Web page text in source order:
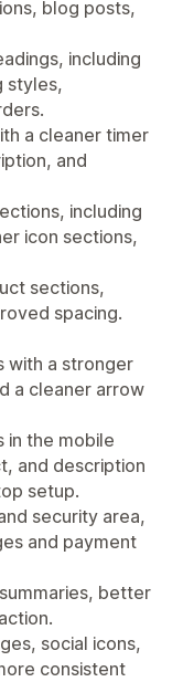
blog posts,
including
styles,
a cleaner timer
and
including
icon sections,
sections,
spacing.
with a stronger
a cleaner arrow
in the mobile
and description
setup.
security area,
and payment
better
social icons,
consistent